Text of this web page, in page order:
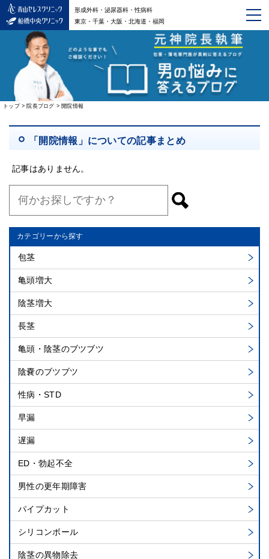
形成外科・泌尿器科・性病科
東京・千葉・大阪・北海道・福岡
トップ > 院長ブログ > 開院情報
「開院情報」についての記事まとめ
記事はありません。
カテゴリーから探す
包茎
亀頭増大
陰茎増大
長茎
亀頭・陰茎のブツブツ
陰嚢のブツブツ
性病・STD
早漏
遅漏
ED・勃起不全
男性の更年期障害
パイプカット
シリコンボール
陰茎の異物除去